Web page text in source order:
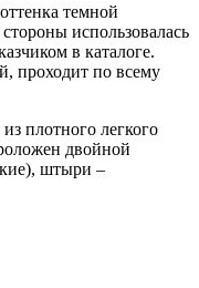
темной
использовалась
в каталоге.
проходит по всему
плотного легкого
двойной
штыри –